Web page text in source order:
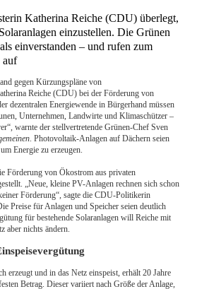
Katherina Reiche (CDU) überlegt,
einzustellen. Die Grünen
einverstanden – und rufen zum
auf
gegen Kürzungspläne von
Reiche (CDU) bei der Förderung von
dezentralen Energiewende in Bürgerhand müssen
Unternehmen, Landwirte und Klimaschützer –
warnte der stellvertretende Grünen-Chef Sven
. Photovoltaik-Anlagen auf Dächern seien
Energie zu erzeugen.
Förderung von Ökostrom aus privaten
„Neue, kleine PV-Anlagen rechnen sich schon
Förderung“, sagte die CDU-Politikerin
Preise für Anlagen und Speicher seien deutlich
für bestehende Solaranlagen will Reiche mit
aber nichts ändern.
erzeugt und in das Netz einspeist, erhält 20 Jahre
Betrag. Dieser variiert nach Größe der Anlage,